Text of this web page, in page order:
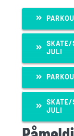
SKATE/
JULI
SKATE/
JULI